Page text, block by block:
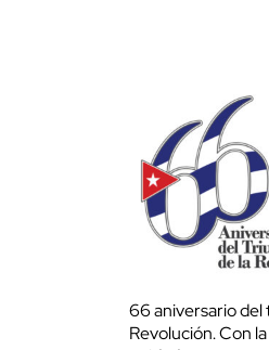
66 aniversario del
Revolución. Con